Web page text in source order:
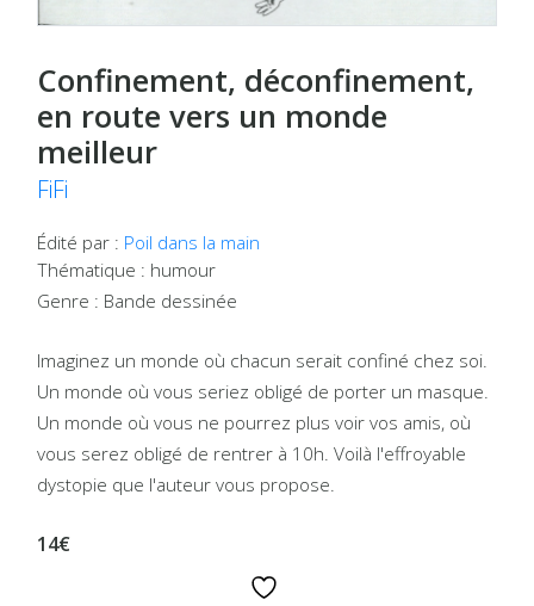
Confinement, déconfinement,
en route vers un monde
meilleur
FiFi
Édité par : Poil dans la main
Thématique : humour
Genre : Bande dessinée
Imaginez un monde où chacun serait confiné chez soi.
Un monde où vous seriez obligé de porter un masque.
Un monde où vous ne pourrez plus voir vos amis, où
vous serez obligé de rentrer à 10h. Voilà l'effroyable
dystopie que l'auteur vous propose.
14€